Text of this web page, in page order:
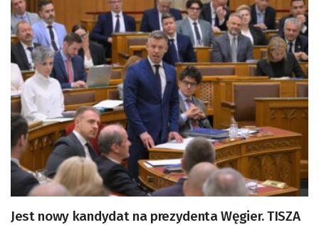
Jest nowy kandydat na prezydenta Węgier. TISZA